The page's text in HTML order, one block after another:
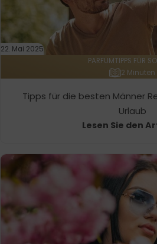
22. Mai 2025
PARFUMTIPPS FÜR
2 Minuten
Tipps für die besten Männer
Urlaub
Lesen Sie den